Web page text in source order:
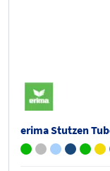
erima Stutzen